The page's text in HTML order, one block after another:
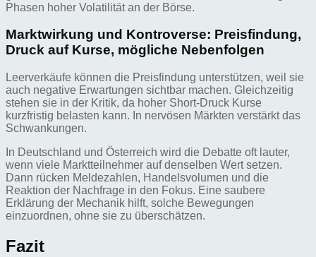
Phasen hoher Volatilität an der Börse.
Marktwirkung und Kontroverse: Preisfindung,
Druck auf Kurse, mögliche Nebenfolgen
Leerverkäufe können die Preisfindung unterstützen, weil sie
auch negative Erwartungen sichtbar machen. Gleichzeitig
stehen sie in der Kritik, da hoher Short-Druck Kurse
kurzfristig belasten kann. In nervösen Märkten verstärkt das
Schwankungen.
In Deutschland und Österreich wird die Debatte oft lauter,
wenn viele Marktteilnehmer auf denselben Wert setzen.
Dann rücken Meldezahlen, Handelsvolumen und die
Reaktion der Nachfrage in den Fokus. Eine saubere
Erklärung der Mechanik hilft, solche Bewegungen
einzuordnen, ohne sie zu überschätzen.
Fazit